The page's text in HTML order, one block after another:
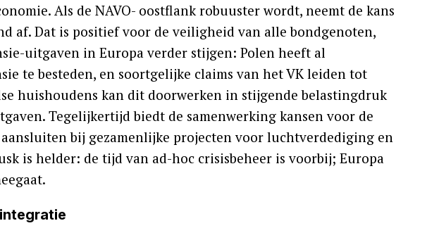
Als de NAVO- oostflank robuuster wordt, neemt de kans
af. Dat is positief voor de veiligheid van alle bondgenoten,
uitgaven in Europa verder stijgen: Polen heeft al
te besteden, en soortgelijke claims van het VK leiden tot
huishoudens kan dit doorwerken in stijgende belastingdruk
Tegelijkertijd biedt de samenwerking kansen voor de
bij gezamenlijke projecten voor luchtverdediging en
is helder: de tijd van ad-hoc crisisbeheer is voorbij; Europa